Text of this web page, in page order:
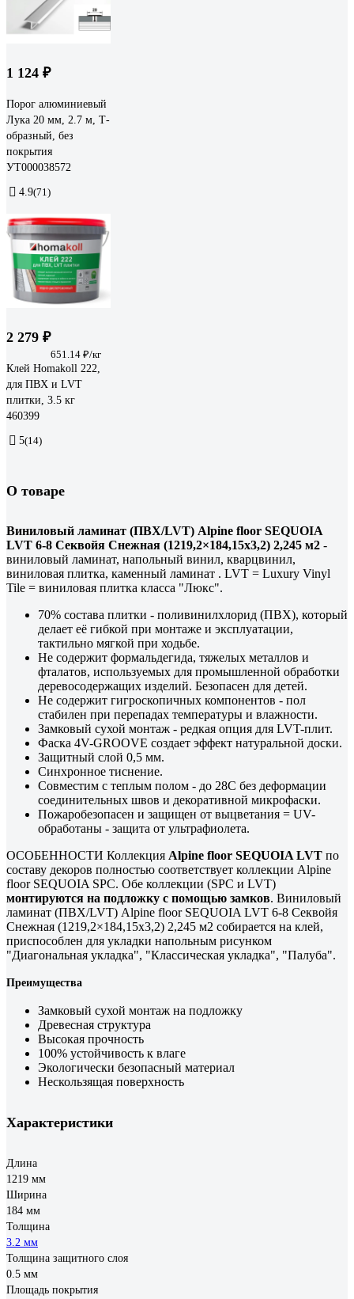
1 124 ₽
Порог алюминиевый
Лука 20 мм, 2.7 м, Т-
образный, без
покрытия
УТ000038572
4.9(71)
2 279 ₽
651.14 ₽/кг
Клей Homakoll 222,
для ПВХ и LVT
плитки, 3.5 кг
460399
5(14)
О товаре
Виниловый ламинат (ПВХ/LVT) Alpine floor SEQUOIA
LVT 6-8 Секвойя Снежная (1219,2×184,15х3,2) 2,245 м2 -
виниловый ламинат, напольный винил, кварцвинил,
виниловая плитка, каменный ламинат . LVT = Luxury Vinyl
Tile = виниловая плитка класса "Люкс".
70% состава плитки - поливинилхлорид (ПВХ), который
делает её гибкой при монтаже и эксплуатации,
тактильно мягкой при ходьбе.
Не содержит формальдегида, тяжелых металлов и
фталатов, используемых для промышленной обработки
деревосодержащих изделий. Безопасен для детей.
Не содержит гигроскопичных компонентов - пол
стабилен при перепадах температуры и влажности.
Замковый сухой монтаж - редкая опция для LVT-плит.
Фаска 4V-GROOVE создает эффект натуральной доски.
Защитный слой 0,5 мм.
Cинхронное тиснение.
Совместим с теплым полом - до 28C без деформации
соединительных швов и декоративной микрофаски.
Пожаробезопасен и защищен от выцветания = UV-
обработаны - защита от ультрафиолета.
ОСОБЕННОСТИ Коллекция Alpine floor SEQUOIA LVT по
составу декоров полностью соответствует коллекции Alpine
floor SEQUOIA SPC. Обе коллекции (SPC и LVT)
монтируются на подложку с помощью замков. Виниловый
ламинат (ПВХ/LVT) Alpine floor SEQUOIA LVT 6-8 Секвойя
Снежная (1219,2×184,15х3,2) 2,245 м2 собирается на клей,
приспособлен для укладки напольным рисунком
"Диагональная укладка", "Классическая укладка", "Палуба".
Преимущества
Замковый сухой монтаж на подложку
Древесная структура
Высокая прочность
100% устойчивость к влаге
Экологически безопасный материал
Нескользящая поверхность
Характеристики
Длина
1219 мм
Ширина
184 мм
Толщина
3.2 мм
Толщина защитного слоя
0.5 мм
Площадь покрытия